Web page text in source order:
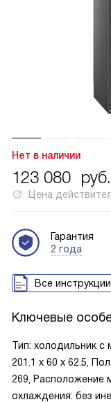
Нет в наличии
123 080 руб.
Цена
Гарантия
2 года
Все инструкции
Ключевые
Тип: холодильник
201.1 х 60 х 62.5,
269, Расположение
охлаждения: без